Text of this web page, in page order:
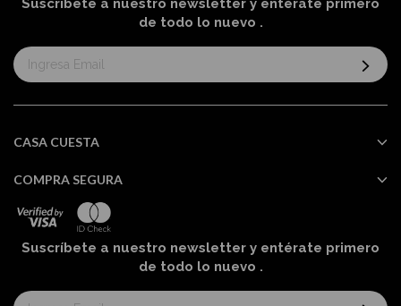
Suscríbete a nuestro newsletter y entérate primero
de todo lo nuevo .
Suscríbase
al
informativo:
CASA CUESTA
COMPRA SEGURA
Suscríbete a nuestro newsletter y entérate primero
de todo lo nuevo .
Suscríbase